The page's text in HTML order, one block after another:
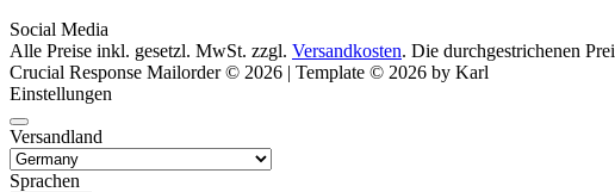
Social Media
Alle Preise inkl. gesetzl. MwSt. zzgl. Versandkosten. Die durchgestrichenen
Crucial Response Mailorder © 2026 | Template © 2026 by Karl
Einstellungen
Versandland
Sprachen